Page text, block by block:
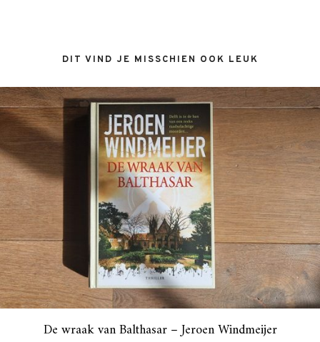
DIT VIND JE MISSCHIEN OOK LEUK
De wraak van Balthasar – Jeroen Windmeijer